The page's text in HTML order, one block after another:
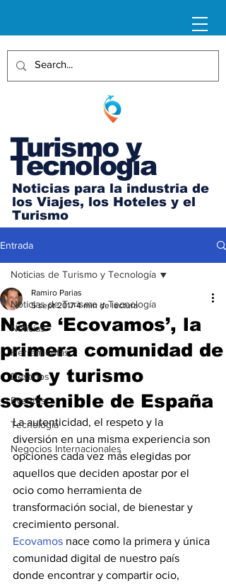
Turismo y
Tecnología
Noticias para la industria de
los Viajes, los Hoteles y el
Turismo
Entrada
Noticias de Turismo y Tecnología
Noticias
Herramientas
Destinos
Eventos
Tecnología
Negocios Internacionales
Noticias de Turismo y Tecnología
Nace ‘Ecovamos’, la
primera comunidad de
ocio y turismo
sostenible de España
Ramiro Parias
5 sept 2017 4 min de lectura
La autenticidad, el respeto y la
diversión en una misma experiencia son
opciones cada vez más elegidas por
aquellos que deciden apostar por el
ocio como herramienta de
transformación social, de bienestar y
crecimiento personal.
Ecovamos nace como la primera y única
comunidad digital de nuestro país
donde encontrar y compartir ocio,